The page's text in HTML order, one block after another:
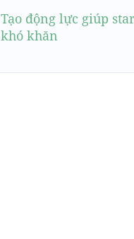
Tạo động lực giúp
khó khăn